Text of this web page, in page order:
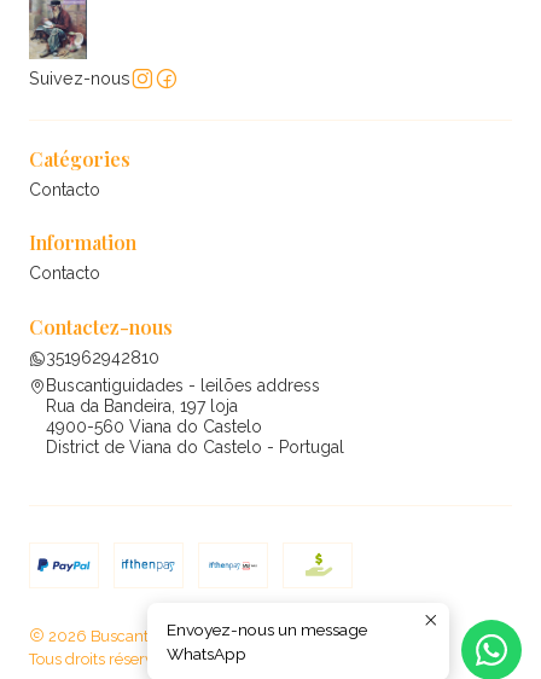
Suivez-nous
Catégories
Contacto
Information
Contacto
Contactez-nous
351962942810
Buscantiguidades - leilões address
Rua da Bandeira, 197 loja
4900-560 Viana do Castelo
District de Viana do Castelo - Portugal
2026 Buscantiguidades - leilões .
Tous droits réservés.Propulsé par Jumpseller
Envoyez-nous un message
WhatsApp